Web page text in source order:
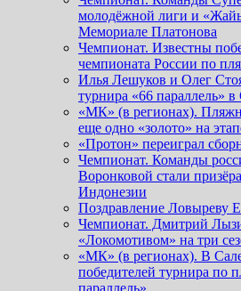
молодёжной лиги и
Мемориале Платонова
Чемпионат. Известны
чемпионата России по
Илья Лешуков и Олег
турнира «66 параллель» в
«МК» (в регионах).
еще одно «золото» на
«Протон» переиграл
Чемпионат. Команды
Воронковой стали
Индонезии
Поздравление Ловыреву
Чемпионат. Дмитрий
«Локомотивом» на три
«МК» (в регионах). В
победителей турнира по